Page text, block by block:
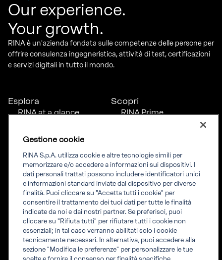
Our experience.
Your growth.
RINA è un'azienda fondata sulle competenze delle persone per
offrire consulenza ingegneristica, attività di test, certificazioni
e servizi digitali in tutto il mondo.
Esplora
RINA at a glance
inclusione
News
Progetti
Sostenibilità
Scopri
RINA Prime
Connettiti
Uffici
Certification Member
Area
Certificati clienti
certification
Informati
Informazioni legali
Compliance
Governance
Whistleblowing
Fatturazione elettronica
Gestione cookie
RINA S.p.A. utilizza cookie e altre tecnologie simili per
memorizzare e/o accedere a informazioni sui dispositivi. I
dati personali trattati possono includere identificatori unici
e informazioni standard inviate dal dispositivo per diverse
finalità. Puoi cliccare su "Accetta tutti i cookie" per
consentire il trattamento dei tuoi dati per tutte le finalità
indicate da noi e dai nostri partner. Se preferisci, puoi
cliccare su "Rifiuta tutti" per rifiutare tutti i cookie non
essenziali; in tal caso verranno abilitati solo i cookie
tecnicamente necessari. In alternativa, puoi accedere alla
sezione "Modifica le preferenze" per personalizzare le tue